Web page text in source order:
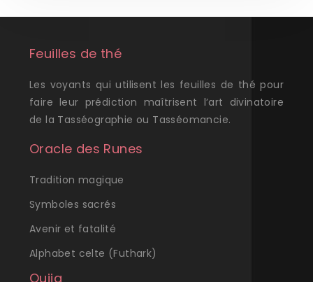
Feuilles de thé
Les voyants qui utilisent les feuilles de thé pour
faire leur prédiction maîtrisent l’art divinatoire
de la Tasséographie ou Tasséomancie.
Oracle des Runes
Tradition magique
Symboles sacrés
Avenir et fatalité
Alphabet celte (Futhark)
Ouija